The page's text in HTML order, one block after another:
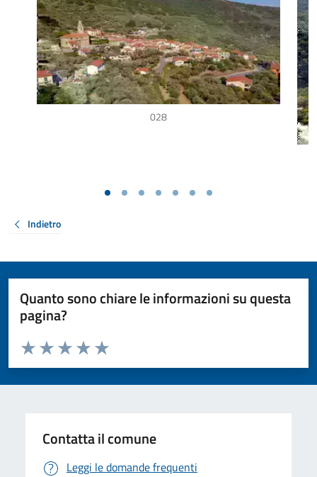
028
Indietro
Quanto sono chiare le informazioni su questa
pagina?
Valuta da 1 a 5 stelle la pagina
Valuta 5 stelle su 5
Valuta 4 stelle su 5
Valuta 3 stelle su 5
Valuta 2 stelle su 5
Valuta 1 stelle su 5
Contatta il comune
Leggi le domande frequenti